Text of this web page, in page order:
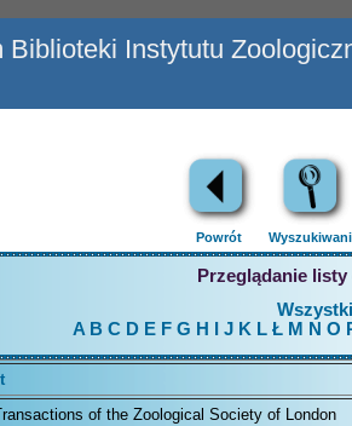
Biblioteki Instytutu
Powrót
Przeglądanie
A B C D EFG H J K L Ł M N O
of the Zoological Society of London